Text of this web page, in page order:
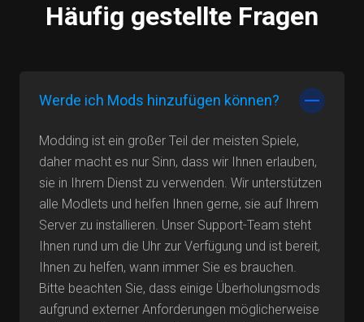
Häufig gestellte Fragen
Werde ich Mods hinzufügen können?
Modding ist ein großer Teil der meisten Spiele,
daher macht es nur Sinn, dass wir Ihnen erlauben,
sie in Ihrem Dienst zu verwenden. Wir unterstützen
alle Modlets und helfen Ihnen gerne, sie auf Ihrem
Server zu installieren. Unser Support-Team steht
Ihnen rund um die Uhr zur Verfügung und ist bereit,
Ihnen zu helfen, wann immer Sie es brauchen.
Bitte beachten Sie, dass einige Überholungsmods
aufgrund externer Anforderungen möglicherweise